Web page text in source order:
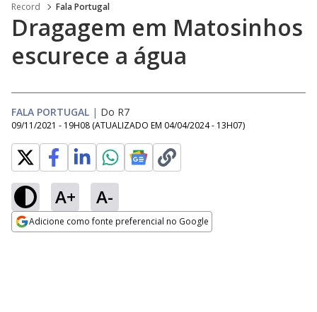
Record Fala Portugal
Dragagem em Matosinhos
escurece a água
FALA PORTUGAL | Do R7
09/11/2021 - 19H08 (ATUALIZADO EM 04/04/2024 - 13H07)
A+ A-
Adicione como fonte preferencial no Google